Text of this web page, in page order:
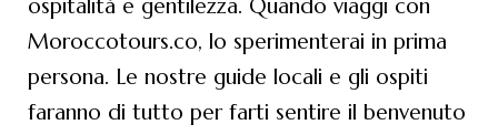
Moroccotours.co, lo sperimenterai in prima
persona. Le nostre guide locali e gli ospiti
faranno di tutto per farti sentire il benvenuto